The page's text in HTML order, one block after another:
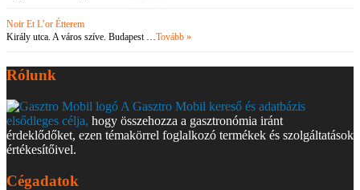
Noir Et L’or Étterem
Király utca. A város szíve. Budapest … Tovább »
Rólunk
A Gasztro Mobil kereső és adatbázis
elsődleges célja, hogy összehozza a gasztronómia iránt
érdeklődőket, ezen témakörrel foglalkozó termékek és szolgáltatások
értékesítőivel.
Cégadatok